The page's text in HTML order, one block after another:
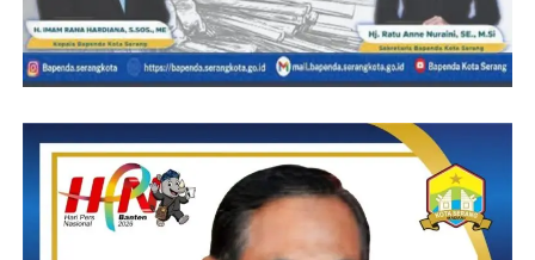
Dan Aspek Responsiveness terlihat ketika Kinerja perangkat
Desa dalam aspek kepentingan pelayanan menjadi aspek utama
dan terpenting dalam memberikan pelayanan adalah aspek
kepentingan masyarakat. Oleh karena itu, aparat pemerintah
Desa Tanjungjaya selalu mengutamakan kepentingan masyarakat
diatas kepentingan pribadi.
Masyarakat diharapkan mampu memberikan respon yang baik